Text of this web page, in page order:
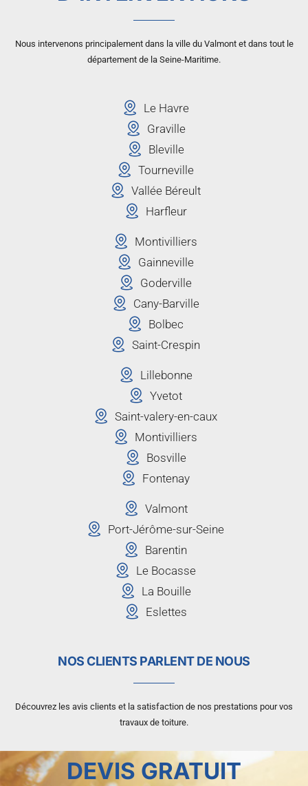
Nous intervenons principalement dans la ville du Valmont et dans tout le
département de la Seine-Maritime.
Le Havre
Graville
Bleville
Tourneville
Vallée Béreult
Harfleur
Montivilliers
Gainneville
Goderville
Cany-Barville
Bolbec
Saint-Crespin
Lillebonne
Yvetot
Saint-valery-en-caux
Montivilliers
Bosville
Fontenay
Valmont
Port-Jérôme-sur-Seine
Barentin
Le Bocasse
La Bouille
Eslettes
NOS CLIENTS PARLENT DE NOUS
Découvrez les avis clients et la satisfaction de nos prestations pour vos
travaux de toiture.
DEVIS GRATUIT